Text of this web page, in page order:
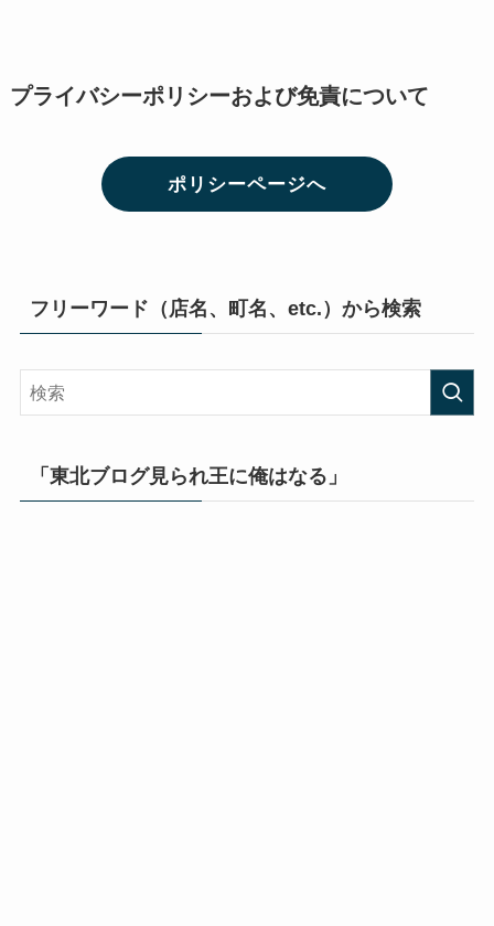
プライバシーポリシーおよび免責について
ポリシーページへ
フリーワード（店名、町名、etc.）から検索
「東北ブログ見られ王に俺はなる」